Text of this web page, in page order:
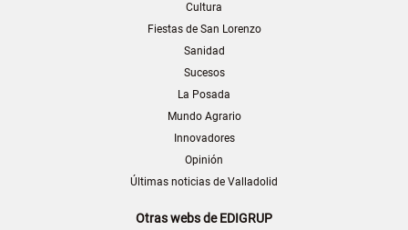
Cultura
Fiestas de San Lorenzo
Sanidad
Sucesos
La Posada
Mundo Agrario
Innovadores
Opinión
Últimas noticias de Valladolid
Otras webs de EDIGRUP